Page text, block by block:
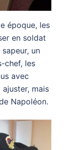
époque, les
en soldat
un
chef, les
avec
mais
Napoléon.